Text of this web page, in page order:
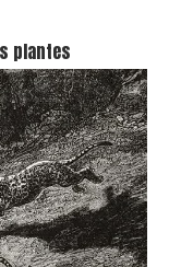
plantes